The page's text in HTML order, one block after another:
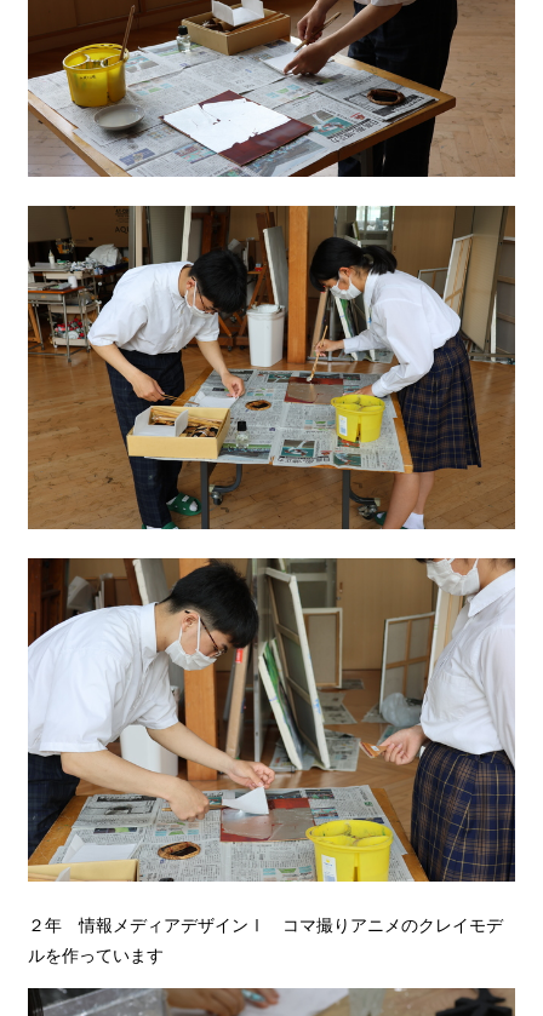
２年 情報メディアデザインⅠ コマ撮りアニメのクレイモデ
ルを作っています